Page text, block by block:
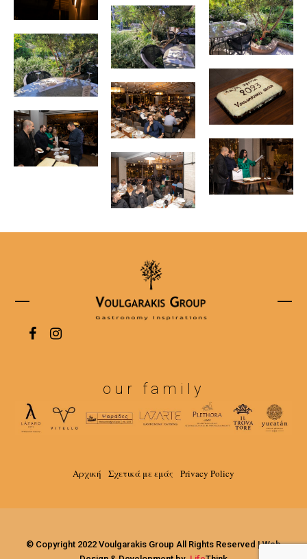
our family
Αρχική Σχετικά με εμάς Privacy Policy
© Copyright 2022 Voulgarakis Group All Rights Reserved |Web